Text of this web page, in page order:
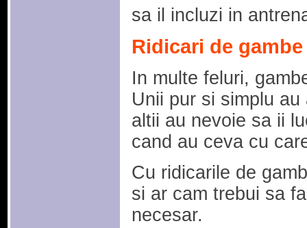
sa il incluzi in
Ridicari de gambe
In multe feluri,
Unii pur si simplu
altii au nevoie sa ii
cand au ceva cu
Cu ridicarile de
si ar cam trebui sa
necesar.